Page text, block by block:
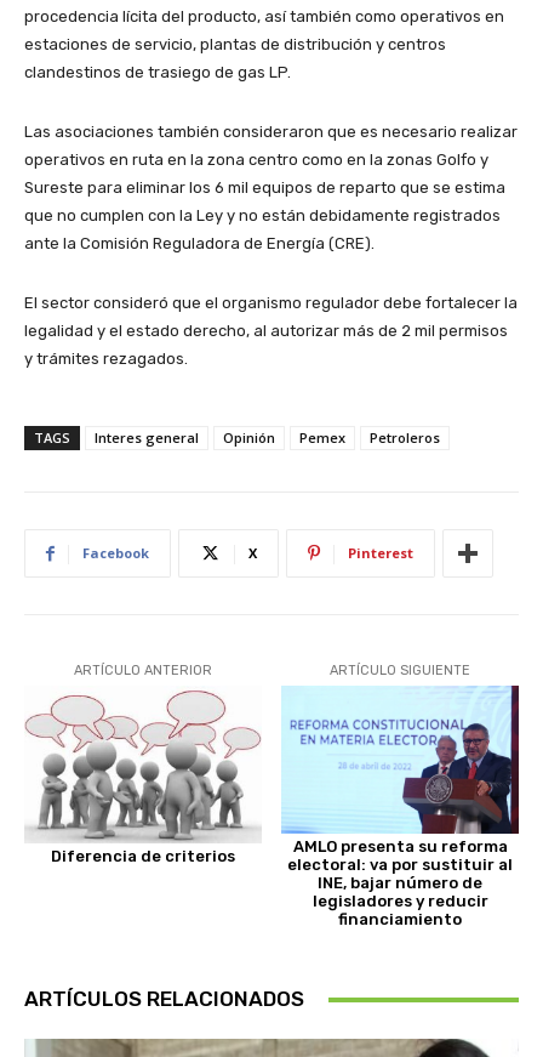
procedencia lícita del producto, así también como operativos en
estaciones de servicio, plantas de distribución y centros
clandestinos de trasiego de gas LP.
Las asociaciones también consideraron que es necesario realizar
operativos en ruta en la zona centro como en la zonas Golfo y
Sureste para eliminar los 6 mil equipos de reparto que se estima
que no cumplen con la Ley y no están debidamente registrados
ante la Comisión Reguladora de Energía (CRE).
El sector consideró que el organismo regulador debe fortalecer la
legalidad y el estado derecho, al autorizar más de 2 mil permisos
y trámites rezagados.
TAGS Interes general Opinión Pemex Petroleros
Facebook X Pinterest
ARTÍCULO ANTERIOR
Diferencia de criterios
ARTÍCULO SIGUIENTE
AMLO presenta su reforma
electoral: va por sustituir al
INE, bajar número de
legisladores y reducir
financiamiento
ARTÍCULOS RELACIONADOS